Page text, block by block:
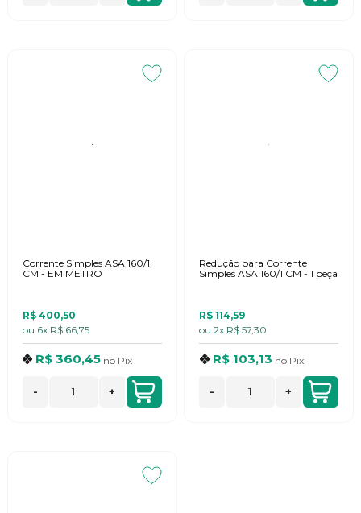
Corrente Simples ASA 160/1
CM - EM METRO
R$ 400,50
ou 6x R$ 66,75
R$ 360,45 no Pix
- +
Redução para Corrente
Simples ASA 160/1 CM - 1 peça
R$ 114,59
ou 2x R$ 57,30
R$ 103,13 no Pix
- +